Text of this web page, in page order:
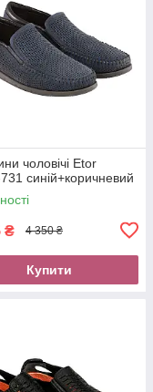
чоловічі Etor
синій+коричневий
₴ 4 350 ₴
Купити